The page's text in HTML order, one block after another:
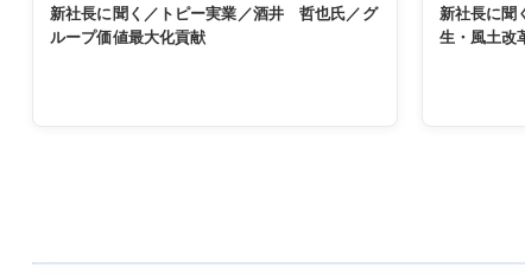
新社長に聞く／トピー実業／酒井 哲也氏／グ
ループ価値最大化貢献
新社長に聞
生・風土改